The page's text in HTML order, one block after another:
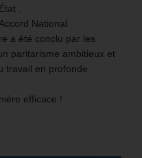
.
National
a été conclu par les
paritarisme ambitieux et
travail en profonde
efficace !